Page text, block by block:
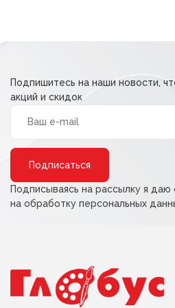
Подпишитесь на наши новости,
акций и скидок
Подписываясь на рассылку я даю
на обработку персональных